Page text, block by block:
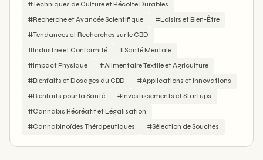
#Techniques de Culture et Récolte Durables
#Recherche et Avancée Scientifique
#Loisirs et Bien-Être
#Tendances et Recherches sur le CBD
#Industrie et Conformité
#Santé Mentale
#Impact Physique
#Alimentaire Textile et Agriculture
#Bienfaits et Dosages du CBD
#Applications et Innovations
#Bienfaits pour la Santé
#Investissements et Startups
#Cannabis Récréatif et Légalisation
#Cannabinoïdes Thérapeutiques
#Sélection de Souches